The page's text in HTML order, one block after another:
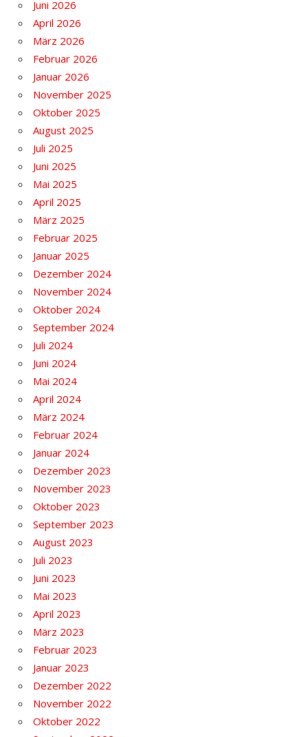
Juni 2026
April 2026
März 2026
Februar 2026
Januar 2026
November 2025
Oktober 2025
August 2025
Juli 2025
Juni 2025
Mai 2025
April 2025
März 2025
Februar 2025
Januar 2025
Dezember 2024
November 2024
Oktober 2024
September 2024
Juli 2024
Juni 2024
Mai 2024
April 2024
März 2024
Februar 2024
Januar 2024
Dezember 2023
November 2023
Oktober 2023
September 2023
August 2023
Juli 2023
Juni 2023
Mai 2023
April 2023
März 2023
Februar 2023
Januar 2023
Dezember 2022
November 2022
Oktober 2022